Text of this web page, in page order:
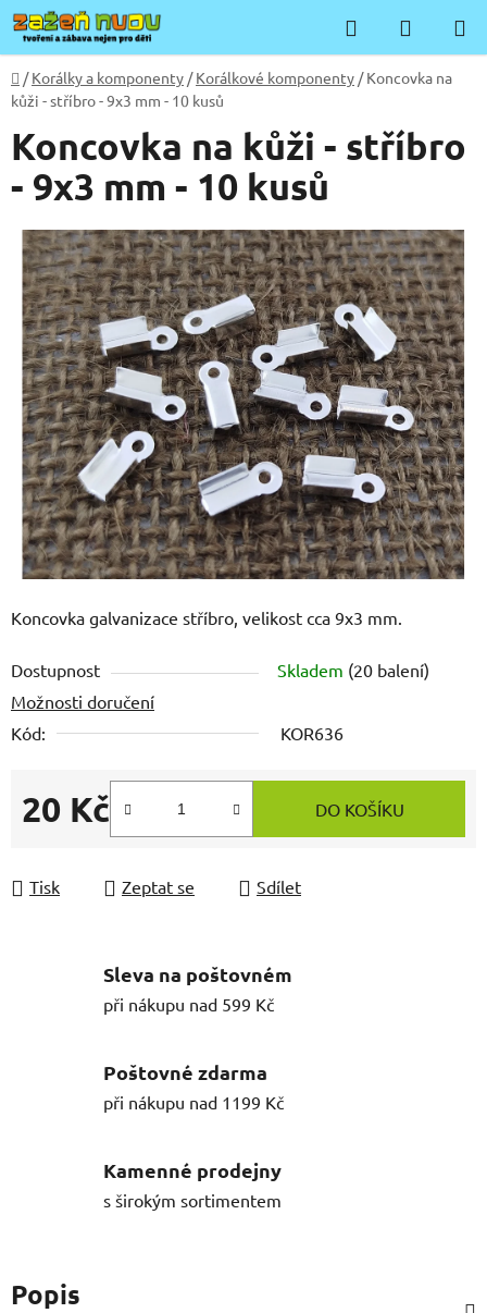
Přejít
na
obsah
Hledat
KOŠÍK
Domů
/ Korálky a komponenty / Korálkové komponenty / Koncovka na
kůži - stříbro - 9x3 mm - 10 kusů
Koncovka galvanizace stříbro, velikost cca 9x3 mm.
Dostupnost Skladem (20 balení)
Možnosti doručení
Kód:
KOR636
20 Kč
Měrná cena:
DO KOŠÍKU
Tisk Zeptat se Sdílet
Koncovka na kůži - stříbro
- 9x3 mm - 10 kusů
Sleva na poštovném
při nákupu nad 599 Kč
Poštovné zdarma
při nákupu nad 1199 Kč
Kamenné prodejny
s širokým sortimentem
Popis